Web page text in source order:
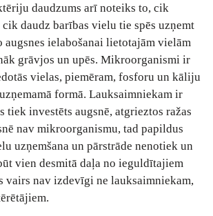
daudzums arī noteiks to, cik
daudz barības vielu tie spēs uzņemt
augsnes ielabošanai lietotajām vielām
grāvjos un upēs. Mikroorganismi ir
vielas, piemēram, fosforu un kāliju
formā. Lauksaimniekam ir
tiek investēts augsnē, atgrieztos ražas
nav mikroorganismu, tad papildus
uzņemšana un pārstrāde nenotiek un
vien desmitā daļa no ieguldītajiem
vairs nav izdevīgi ne lauksaimniekam,